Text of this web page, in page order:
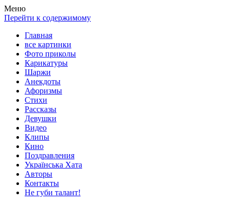
Весела хата — прикольные картинки, смешные истории,
клипы!
Покажем всем ваши фото приколы, карикатуры, шаржи, стихи,
рассказы, видео и песни!
Меню
Перейти к содержимому
Главная
все картинки
Фото приколы
Карикатуры
Шаржи
Анекдоты
Афоризмы
Стихи
Рассказы
Девушки
Видео
Клипы
Кино
Поздравления
Українська Хата
Авторы
Контакты
Не губи талант!